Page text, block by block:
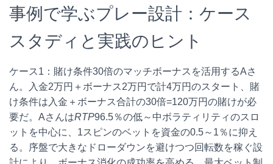
事例で学ぶプレー設計：ケース
スタディと実践のヒント
ケース1：賭け条件30倍のマッチボーナスを活用するAさ
ん。入金2万円＋ボーナス2万円で計4万円のスタート、賭
け条件は入金＋ボーナス合計の30倍=120万円の賭けが必
要だ。AさんはRTP96.5％の低～中ボラティリティのスロ
ットを中心に、1スピンのベットを資金の0.5～1％に抑え
る。序盤で大きなドローダウンを避けつつ回転数を稼ぐ設